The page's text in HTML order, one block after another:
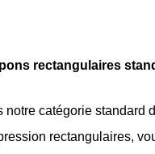
rectangulaires
notre catégorie standard
rectangulaires,